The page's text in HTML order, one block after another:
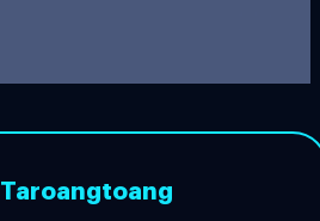
Taroangtoang